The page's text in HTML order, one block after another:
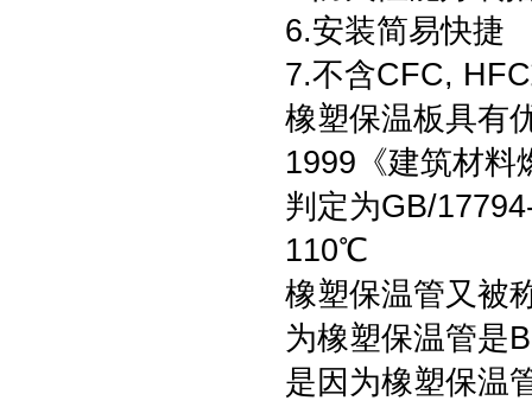
6.安装简易快捷
7.不含CFC,
橡塑保温板具有
1999《建筑材料
判定为GB/
110℃
橡塑保温管又被
为橡塑保温管是
是因为橡塑保温